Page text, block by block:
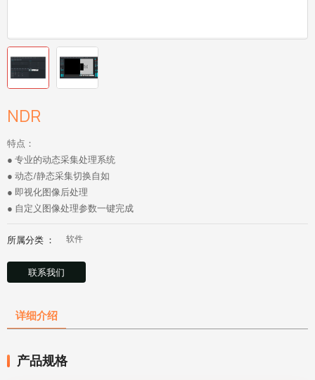
NDR
特点：
● 专业的动态采集处理系统
● 动态/静态采集切换自如
● 即视化图像后处理
● 自定义图像处理参数一键完成
所属分类 ： 软件
联系我们
详细介绍
产品规格